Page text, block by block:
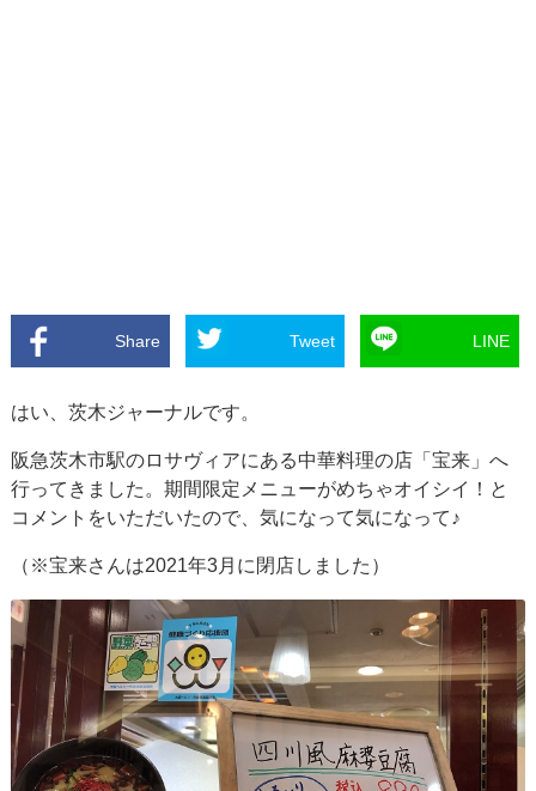
Share Tweet LINE
はい、茨木ジャーナルです。
阪急茨木市駅のロサヴィアにある中華料理の店「宝来」へ
行ってきました。期間限定メニューがめちゃオイシイ！と
コメントをいただいたので、気になって気になって♪
（※宝来さんは2021年3月に閉店しました）